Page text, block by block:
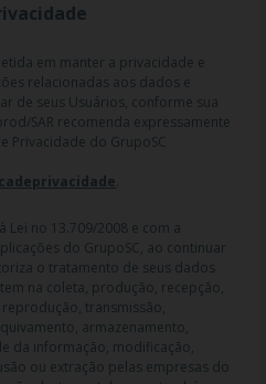
ESPECIAIS | CNPJ:
| Endereço R: Olimpíadas, nº
Olímpia - SP | Cep: 04551-000 |
Lopes de Jesus - CRF/SP 47509
355030801-477-010609-1-0.
site não devem ser usadas para
em hipótese alguma, as orientações
em manter a privacidade e
relacionadas aos dados e
de seus Usuários, conforme sua
SAR recomenda expressamente
Privacidade do GrupoSC
Lei no 13.709/2008 e com a
do GrupoSC, ao continuar
o tratamento de seus dados
na coleta, produção, recepção,
transmissão,
armazenamento,
da informação, modificação,
ou extração pelas empresas do